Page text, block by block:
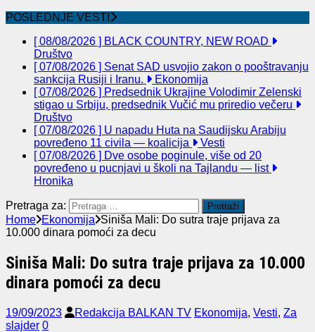
POSLEDNJE VESTI
[ 08/08/2026 ] BLACK COUNTRY, NEW ROAD
Društvo
[ 07/08/2026 ] Senat SAD usvojio zakon o pooštravanju
sankcija Rusiji i Iranu.
Ekonomija
[ 07/08/2026 ] Predsednik Ukrajine Volodimir Zelenski
stigao u Srbiju, predsednik Vučić mu priredio večeru
Društvo
[ 07/08/2026 ] U napadu Huta na Saudijsku Arabiju
povređeno 11 civila — koalicija
Vesti
[ 07/08/2026 ] Dve osobe poginule, više od 20
povređeno u pucnjavi u školi na Tajlandu — list
Hronika
Pretraga za:
Home Ekonomija Siniša Mali: Do sutra traje prijava za
10.000 dinara pomoći za decu
Siniša Mali: Do sutra traje prijava za 10.000
dinara pomoći za decu
19/09/2023 Redakcija BALKAN TV Ekonomija, Vesti, Za
slajder 0